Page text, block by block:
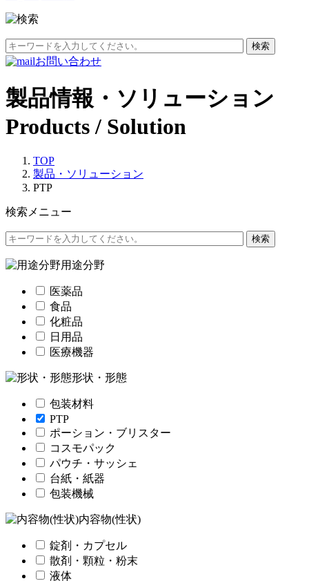
お問い合わせ
製品情報・ソリューション
Products / Solution
TOP
製品・ソリューション
PTP
検索メニュー
用途分野
医薬品
食品
化粧品
日用品
医療機器
形状・形態
包装材料
PTP
ポーション・ブリスター
コスモパック
パウチ・サッシェ
台紙・紙器
包装機械
内容物(性状)
錠剤・カプセル
散剤・顆粒・粉末
液体